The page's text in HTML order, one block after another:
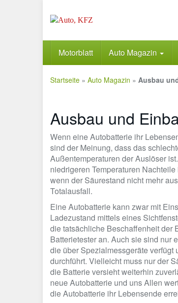
Motorblatt
Auto Magazin
Startseite » Auto Magazin » Ausbau
Ausbau und
Wenn eine Autobatterie ihr
sind der Meinung, dass das
Außentemperaturen der Auslöser
niedrigeren Temperaturen
wenn der Säurestand nicht mehr
Totalausfall.
Eine Autobatterie kann zwar mit
Ladezustand mittels eines
die tatsächliche Beschaffenheit der
Batterietester an. Auch sie sind nur
die über Spezialmessgeräte
durchführt. Vielleicht muss nur der
die Batterie versieht weiterhin
neue Autobatterie und uns Allen
die Autobatterie ihr Lebensende